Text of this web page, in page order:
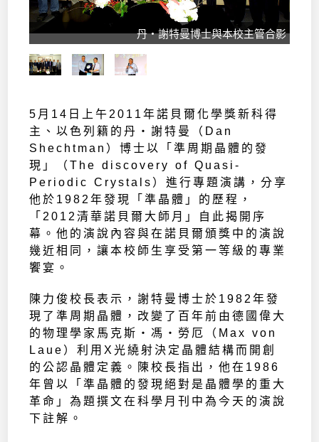
丹‧謝特曼博士與本校主管合影
5月14日上午2011年諾貝爾化學獎新科得
主、以色列籍的丹‧謝特曼（Dan
Shechtman）博士以「準周期晶體的發
現」（The discovery of Quasi-
Periodic Crystals）進行專題演講，分享
他於1982年發現「準晶體」的歷程，
「2012清華諾貝爾大師月」自此揭開序
幕。他的演說內容與在諾貝爾頒獎中的演說
幾近相同，讓本校師生享受第一等級的專業
饗宴。
陳力俊校長表示，謝特曼博士於1982年發
現了準周期晶體，改變了百年前由德國偉大
的物理學家馬克斯‧馮‧勞厄（Max von
Laue）利用X光繞射決定晶體結構而開創
的公認晶體定義。陳校長指出，他在1986
年曾以「準晶體的發現絕對是晶體學的重大
革命」為題撰文在科學月刊中為今天的演說
下註解。